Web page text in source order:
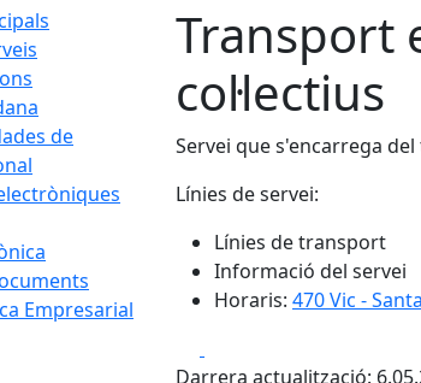
de
Empresarial
Transport
col·lectius
Servei que s'encarrega
Línies de servei:
Línies de transport
Informació del servei
Horaris: 470 Vic -
Darrera actualització: